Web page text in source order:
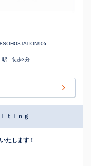
駅 徒歩3分
ｔｉｎｇ
たします！